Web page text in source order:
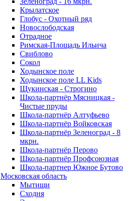
Крылатское
Глобус - Охотный ряд
Новослободская
Отрадное
Римская-Площадь Ильича
Свиблово
Сокол
Ходынское поле
Ходынское поле LL Kids
Щукинская - Строгино
Школа-партнёр Мясницкая -
Чистые пруды
Школа-партнёр Алтуфьево
Школа-партнёр Войковская
Школа-партнёр Зеленоград - 8
мкрн.
Школа-партнёр Перово
Школа-партнёр Профсоюзная
Школа-партнер Южное Бутово
Московская область
Мытищи
Сходня